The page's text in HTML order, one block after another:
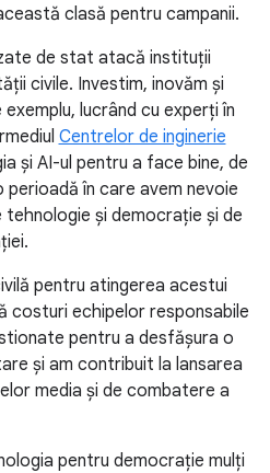
clasă pentru campanii.
de stat atacă instituții
civile. Investim, inovăm și
lucrând cu experți în
Centrelor de inginerie
și AI-ul pentru a face bine, de
în care avem nevoie
și democrație și de
pentru atingerea acestui
costuri echipelor responsabile
pentru a desfășura o
și am contribuit la lansarea
media și de combatere a
pentru democrație mulți